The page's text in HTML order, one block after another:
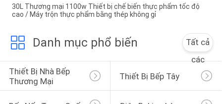
30L Thương mại 1100w Thiết bị chế biến thực phẩm tốc độ
cao / Máy trộn thực phẩm bằng thép không gỉ
Danh mục phổ biến
Tất cả
các
Thiết Bị Nhà Bếp
Thương Mại
Thiết Bị Bếp Tây